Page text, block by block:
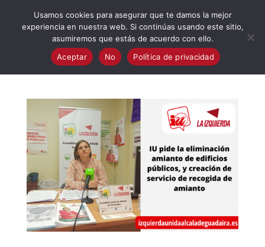
Usamos cookies para asegurar que te damos la mejor
experiencia en nuestra web. Si continúas usando este sitio,
asumiremos que estás de acuerdo con ello.
Aceptar
No Política de privacidad